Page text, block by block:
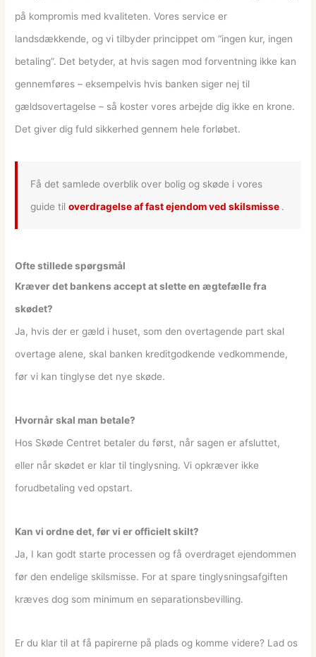
på kompromis med kvaliteten. Vores service er
landsdækkende, og vi tilbyder princippet om “ingen kur, ingen
betaling”. Det betyder, at hvis sagen mod forventning ikke kan
gennemføres – eksempelvis hvis banken siger nej til
gældsovertagelse – så koster vores arbejde dig ikke en krone.
Det giver dig fuld sikkerhed gennem hele forløbet.
Få det samlede overblik over bolig og skøde i vores
guide tiloverdragelse af fast ejendom ved skilsmisse .
Ofte stillede spørgsmål
Kræver det bankens accept at slette en ægtefælle fra
skødet?
Ja, hvis der er gæld i huset, som den overtagende part skal
overtage alene, skal banken kreditgodkende vedkommende,
før vi kan tinglyse det nye skøde.
Hvornår skal man betale?
Hos Skøde Centret betaler du først, når sagen er afsluttet,
eller når skødet er klar til tinglysning. Vi opkræver ikke
forudbetaling ved opstart.
Kan vi ordne det, før vi er officielt skilt?
Ja, I kan godt starte processen og få overdraget ejendommen
før den endelige skilsmisse. For at spare tinglysningsafgiften
kræves dog som minimum en separationsbevilling.
Er du klar til at få papirerne på plads og komme videre? Lad os